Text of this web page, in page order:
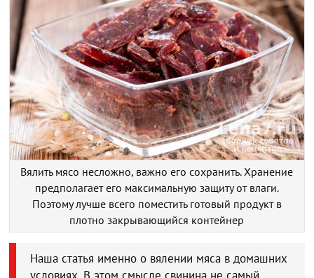
Вялить мясо несложно, важно его сохранить. Хранение
предполагает его максимальную защиту от влаги.
Поэтому лучше всего поместить готовый продукт в
плотно закрывающийся контейнер
Наша статья именно о вялении мяса в домашних